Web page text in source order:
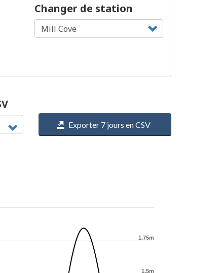
Changer de station
Exporter 7 jours en CSV
1.5m
1.75m